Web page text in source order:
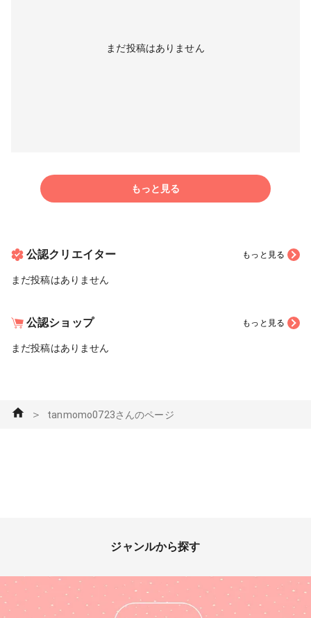
まだ投稿はありません
もっと見る
公認クリエイター もっと見る
まだ投稿はありません
公認ショップ もっと見る
まだ投稿はありません
＞ tanmomo0723さんのページ
ジャンルから探す